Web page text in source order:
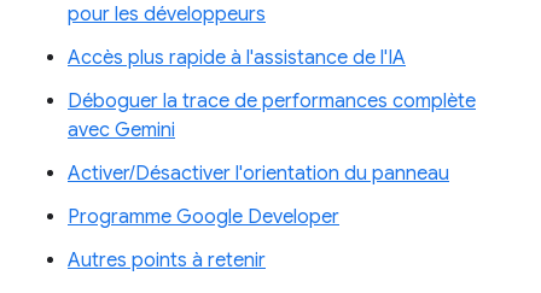
pour les développeurs
Accès plus rapide à l'assistance de l'IA
Déboguer la trace de performances complète
avec Gemini
Activer/Désactiver l'orientation du panneau
Programme Google Developer
Autres points à retenir